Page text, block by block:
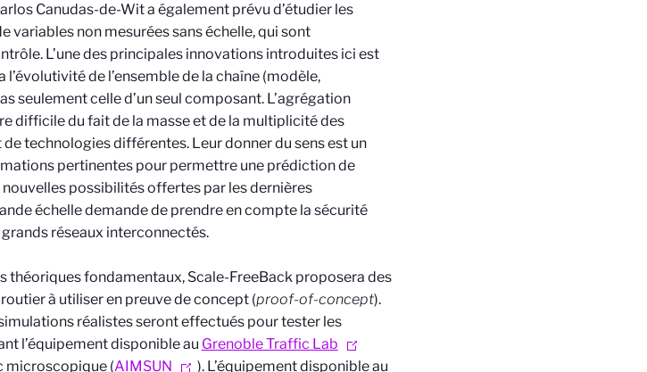
Canudas-de-Wit a également prévu d’étudier les
variables non mesurées sans échelle, qui sont
L’une des principales innovations introduites ici est
de l’ensemble de la chaîne (modèle,
seulement celle d’un seul composant. L’agrégation
difficile du fait de la masse et de la multiplicité des
technologies différentes. Leur donner du sens est un
pertinentes pour permettre une prédiction de
nouvelles possibilités offertes par les dernières
échelle demande de prendre en compte la sécurité
réseaux interconnectés.
théoriques fondamentaux, Scale-FreeBack proposera des
à utiliser en preuve de concept (proof-of-concept).
réalistes seront effectués pour tester les
l’équipement disponible au Grenoble Traffic Lab
microscopique (AIMSUN
). L’équipement disponible au